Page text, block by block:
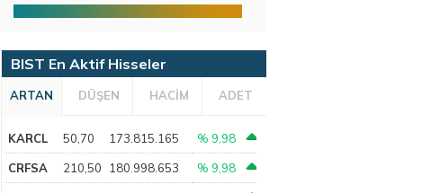
BIST En Aktif Hisseler
ARTAN DÜŞEN HACİM ADET
KARCL 50,70 173.815.165 % 9,98
CRFSA 210,50 180.998.653 % 9,98